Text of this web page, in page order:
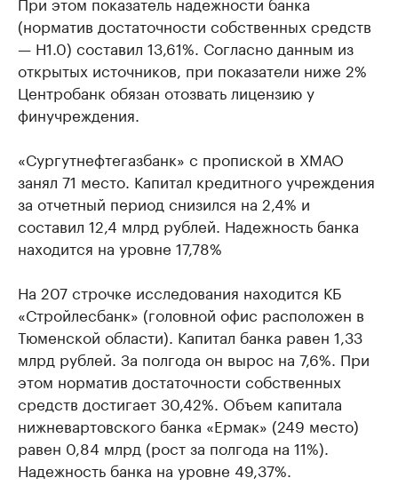
(норматив достаточности собственных средств
— Н1.0) составил 13,61%. Согласно данным из
открытых источников, при показатели ниже 2%
Центробанк обязан отозвать лицензию у
финучреждения.
«Сургутнефтегазбанк» с пропиской в ХМАО
занял 71 место. Капитал кредитного учреждения
за отчетный период снизился на 2,4% и
составил 12,4 млрд рублей. Надежность банка
находится на уровне 17,78%
На 207 строчке исследования находится КБ
«Стройлесбанк» (головной офис расположен в
Тюменской области). Капитал банка равен 1,33
млрд рублей. За полгода он вырос на 7,6%. При
этом норматив достаточности собственных
средств достигает 30,42%. Объем капитала
нижневартовского банка «Ермак» (249 место)
равен 0,84 млрд (рост за полгода на 11%).
Надежность банка на уровне 49,37%.